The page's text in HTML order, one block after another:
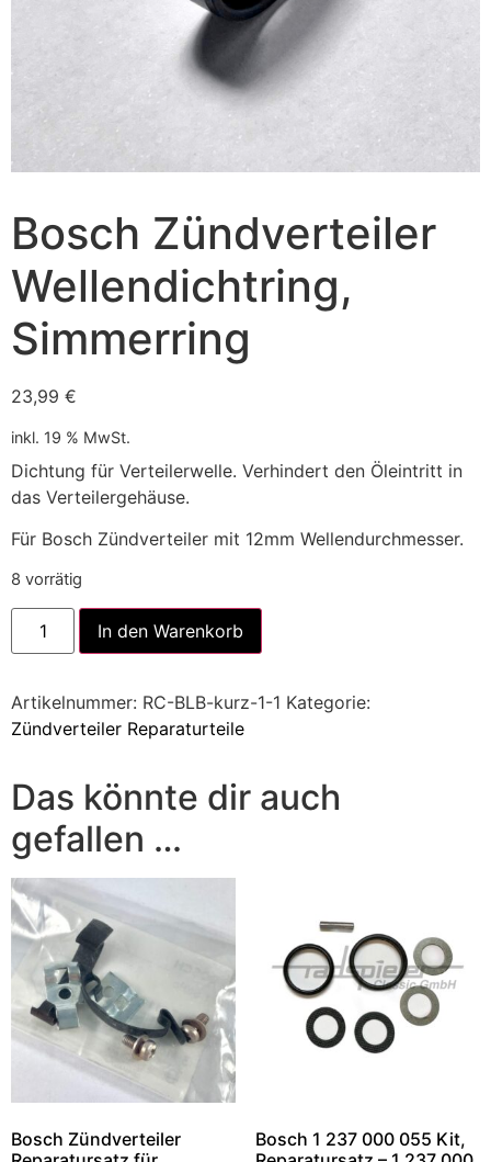
Bosch Zündverteiler
Wellendichtring,
Simmerring
23,99 €
inkl. 19 % MwSt.
Dichtung für Verteilerwelle. Verhindert den Öleintritt in
das Verteilergehäuse.
Für Bosch Zündverteiler mit 12mm Wellendurchmesser.
8 vorrätig
In den Warenkorb
Artikelnummer: RC-BLB-kurz-1-1 Kategorie:
Zündverteiler Reparaturteile
Das könnte dir auch
gefallen …
Bosch Zündverteiler
Bosch 1 237 000 055 Kit,